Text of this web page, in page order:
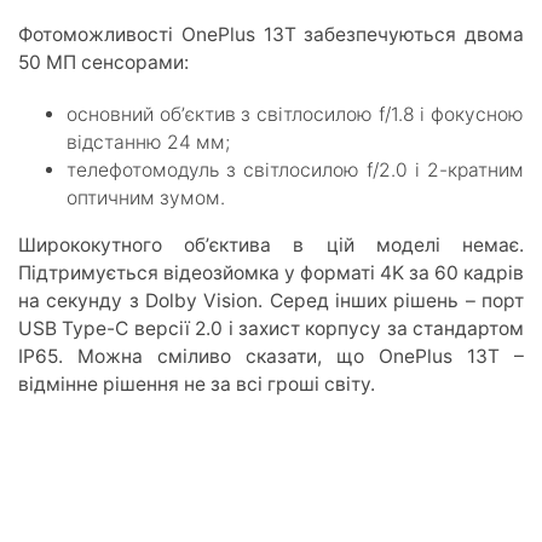
Фотоможливості OnePlus 13T забезпечуються двома
50 МП сенсорами:
основний обʼєктив з світлосилою f/1.8 і фокусною
відстанню 24 мм;
телефотомодуль з світлосилою f/2.0 і 2-кратним
оптичним зумом.
Ширококутного обʼєктива в цій моделі немає.
Підтримується відеозйомка у форматі 4K за 60 кадрів
на секунду з Dolby Vision. Серед інших рішень – порт
USB Type-C версії 2.0 і захист корпусу за стандартом
IP65. Можна сміливо сказати, що OnePlus 13T –
відмінне рішення не за всі гроші світу.